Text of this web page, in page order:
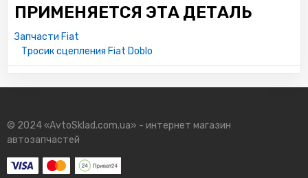
ПРИМЕНЯЕТСЯ ЭТА ДЕТАЛЬ
Запчасти Fiat
Тросик сцепления Fiat Doblo
© 2024 «AvtoSklad.com.ua» - интернет магазин
автозапчастей